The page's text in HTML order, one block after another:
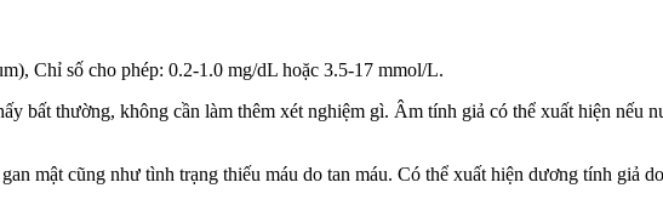
Chỉ số cho phép: 0.2-1.0 mg/dL hoặc 3.5-17 mmol/L.
bất thường, không cần làm thêm xét nghiệm gì. Âm tính giả có thể xuất hiện nếu
mật cũng như tình trạng thiếu máu do tan máu. Có thể xuất hiện dương tính giả